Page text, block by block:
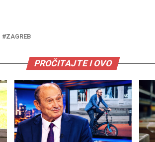
ZAGREB
PROČITAJTE I OVO